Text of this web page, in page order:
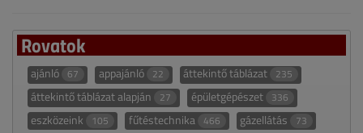
Rovatok
ajánló 67 appajánló 22 áttekintő táblázat 235
áttekintő táblázat alapján 27 épületgépészet 336
eszközeink 105 fűtéstechnika 466 gázellátás 73